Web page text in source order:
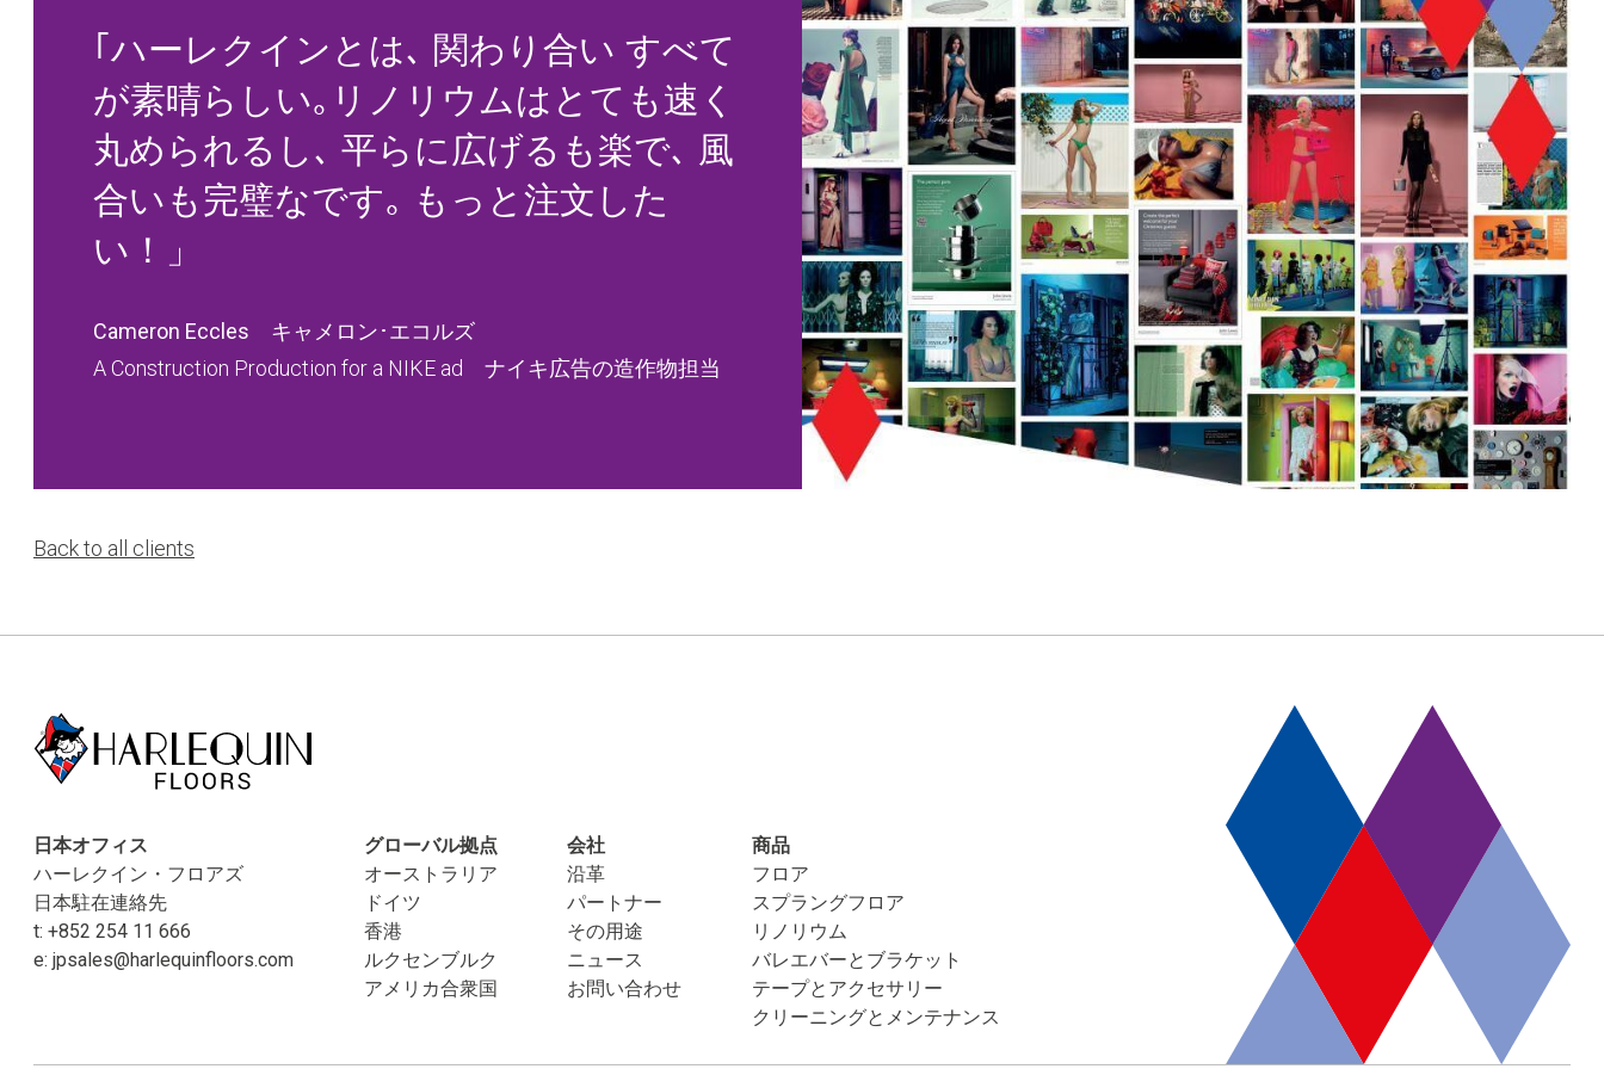
｢ハーレクインとは､ 関わり合い すべて
が素晴らしい｡リノリウムはとても速く
丸められるし､ 平らに広げるも楽で､ 風
合いも完璧なです｡ もっと注文した
い！」
Cameron Eccles キャメロン･エコルズ
A Construction Production for a NIKE ad ナイキ広告の造作物担当
Back to all clients
日本オフィス
ハーレクイン・フロアズ
日本駐在連絡先
t: +852 254 11 666
e: jpsales@harlequinfloors.com
グローバル拠点
オーストラリア
ドイツ
香港
ルクセンブルク
アメリカ合衆国
会社
沿革
パートナー
その用途
ニュース
お問い合わせ
商品
フロア
スプラングフロア
リノリウム
バレエバーとブラケット
テープとアクセサリー
クリーニングとメンテナンス